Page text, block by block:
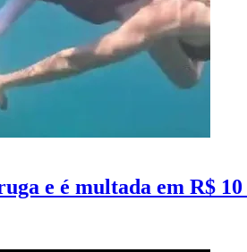
e é multada em R$